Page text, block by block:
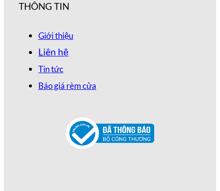
THÔNG TIN
Giới thiệu
Liên hệ
Tin tức
Báo giá rèm cửa